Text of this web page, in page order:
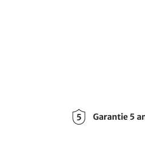
Garantie 5